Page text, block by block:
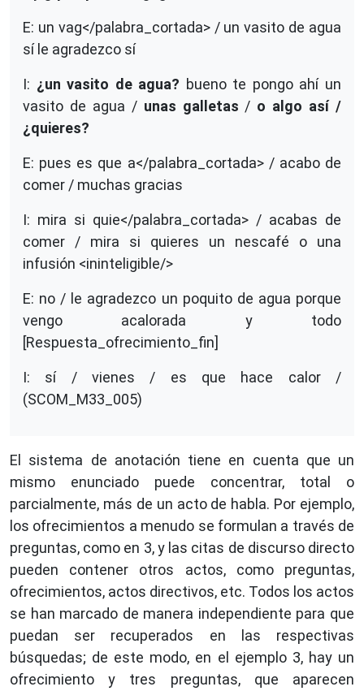
E: un vag</palabra_cortada> / un vasito de agua
sí le agradezco sí
I: ¿un vasito de agua? bueno te pongo ahí un
vasito de agua / unas galletas / o algo así /
¿quieres?
E: pues es que a</palabra_cortada> / acabo de
comer / muchas gracias
I: mira si quie</palabra_cortada> / acabas de
comer / mira si quieres un nescafé o una
infusión <ininteligible/>
E: no / le agradezco un poquito de agua porque
vengo acalorada y todo
[Respuesta_ofrecimiento_fin]
I: sí / vienes / es que hace calor /
(SCOM_M33_005)
El sistema de anotación tiene en cuenta que un
mismo enunciado puede concentrar, total o
parcialmente, más de un acto de habla. Por ejemplo,
los ofrecimientos a menudo se formulan a través de
preguntas, como en 3, y las citas de discurso directo
pueden contener otros actos, como preguntas,
ofrecimientos, actos directivos, etc. Todos los actos
se han marcado de manera independiente para que
puedan ser recuperados en las respectivas
búsquedas; de este modo, en el ejemplo 3, hay un
ofrecimiento y tres preguntas, que aparecen